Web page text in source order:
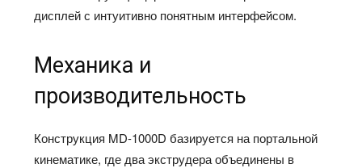
дисплей с интуитивно понятным интерфейсом.
Механика и
производительность
Конструкция MD-1000D базируется на портальной
кинематике, где два экструдера объединены в